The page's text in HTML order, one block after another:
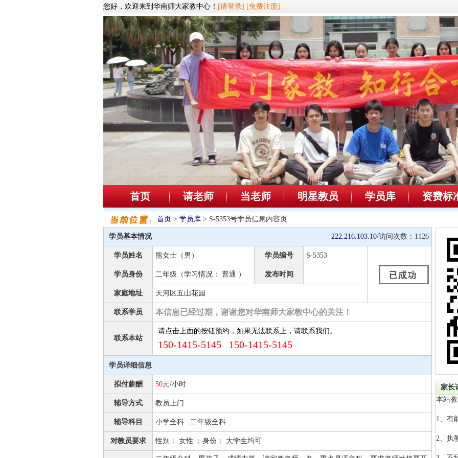
您好，欢迎来到华南师大家教中心！ [请登录] [免费注册]
首页 请老师 当老师 明星教员 学员库 资费标
首页 > 学员库 > S-5353号学员信息内容页
学员基本情况 222.216.103.10/访问次数： 1126
学员姓名 熊女士（男） 学员编号 S-5353
学员身份 二年级（学习情况： 普通 ） 发布时间
家庭地址 天河区五山花园
联系学员 本信息已经过期，谢谢您对华南师大家教中心的关注！
联系本站
请点击上面的按钮预约，如果无法联系上，请联系我们。
150-1415-5145 150-1415-5145
学员详细信息
拟付薪酬 50元/小时
辅导方式 教员上门
辅导科目 小学全科 二年级全科
对教员要求 性别： 女性 ；身份： 大学生均可
家长
本站
1、有
2、执